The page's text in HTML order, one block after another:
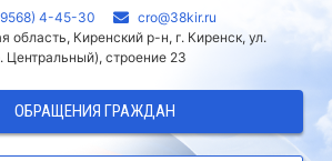
4-45-30
сro@38kir.ru
область, Киренский р-н, г. Киренск, ул.
Центральный), строение 23
ОБРАЩЕНИЯ ГРАЖДАН